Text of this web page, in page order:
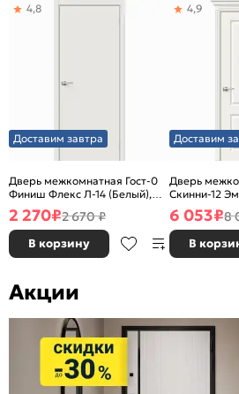
Доставим завтра
Дверь межкомнатная Гост-0
Финиш Флекс Л-14 (Белый),
глухая, каркасно-щитовая
4,8
2 270₽2 670 ₽
В корзину
Доставим
Дверь
Скинни-12
декора,
без кромки,
4,9
6 053₽8
В
Акции